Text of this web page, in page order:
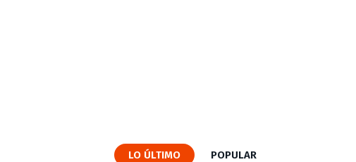
LO ÚLTIMO POPULAR